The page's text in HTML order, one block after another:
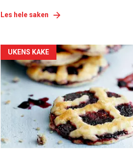
Les hele saken
Forsiden
akkurat
nå
6
UKENS KAKE